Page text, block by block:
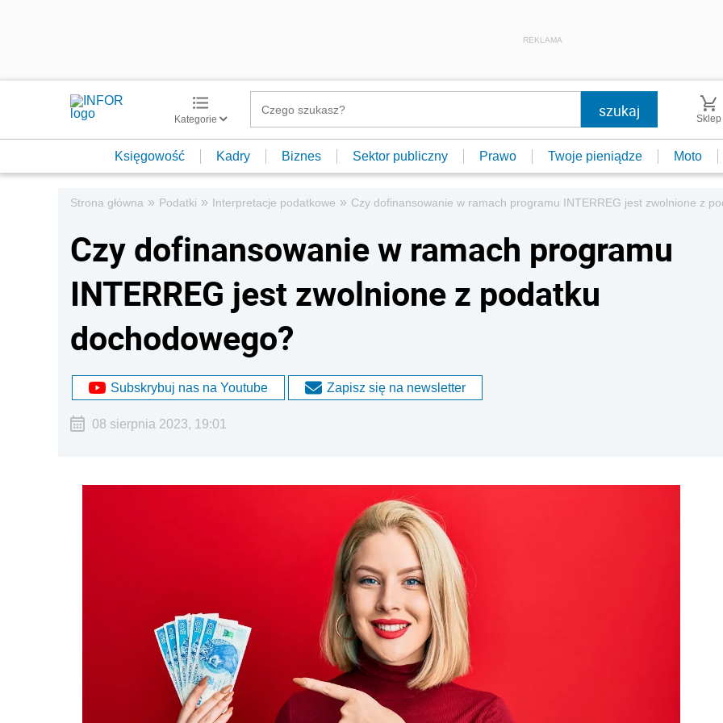
REKLAMA
Kategorie Sklep
Księgowość Kadry Biznes Sektor publiczny Prawo Twoje pieniądze Moto
Strona główna » Podatki » Interpretacje podatkowe » Czy dofinansowanie w ramach programu INTERREG jest zwolnione z
Czy dofinansowanie w ramach programu
INTERREG jest zwolnione z podatku
dochodowego?
Subskrybuj nas na Youtube Zapisz się na newsletter
08 sierpnia 2023, 19:01